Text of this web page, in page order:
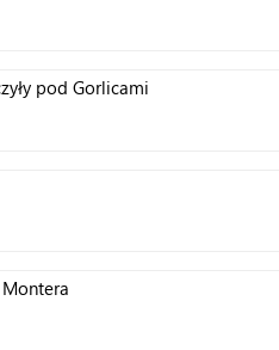
pod Gorlicami